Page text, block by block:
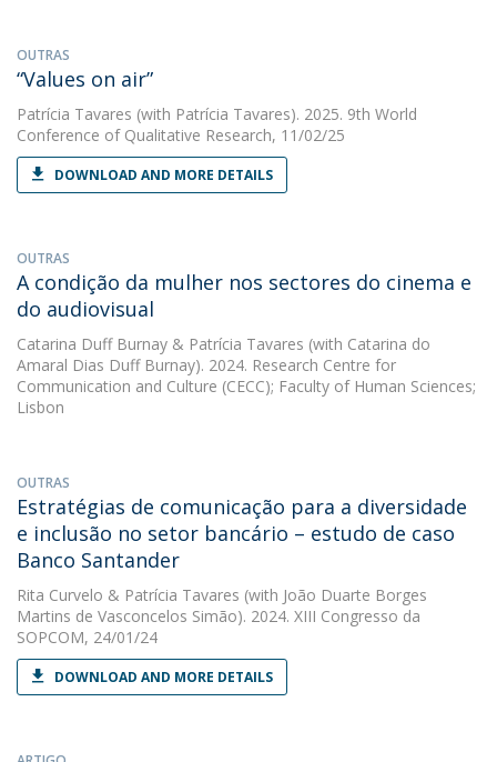
OUTRAS
“Values on air”
Patrícia Tavares (with Patrícia Tavares). 2025. 9th World
Conference of Qualitative Research, 11/02/25
DOWNLOAD AND MORE DETAILS
OUTRAS
A condição da mulher nos sectores do cinema e
do audiovisual
Catarina Duff Burnay & Patrícia Tavares (with Catarina do
Amaral Dias Duff Burnay). 2024. Research Centre for
Communication and Culture (CECC); Faculty of Human Sciences;
Lisbon
OUTRAS
Estratégias de comunicação para a diversidade
e inclusão no setor bancário – estudo de caso
Banco Santander
Rita Curvelo & Patrícia Tavares (with João Duarte Borges
Martins de Vasconcelos Simão). 2024. XIII Congresso da
SOPCOM, 24/01/24
DOWNLOAD AND MORE DETAILS